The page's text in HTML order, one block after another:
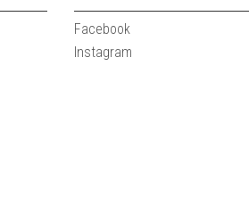
Facebook
Instagram